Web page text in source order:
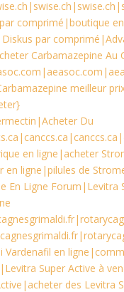
comprimé|boutique
par
Carbamazepine Au
meilleur
Du
en ligne|acheter
en ligne|pilules de
En Ligne
en
Super Active à
des Levitra